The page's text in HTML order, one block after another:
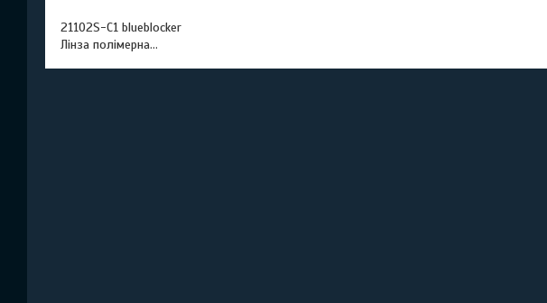
21102S-C1 blueblocker
Лінза полімерна...